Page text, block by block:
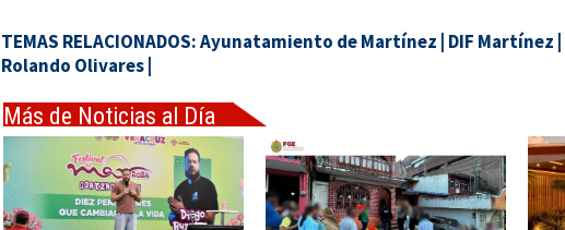
TEMAS RELACIONADOS:Ayunatamiento de Martínez DIF Martínez
Rolando Olivares
Más de Noticias al Día